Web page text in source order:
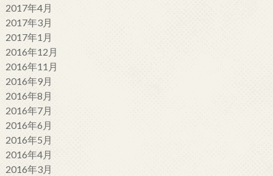
2017年4月
2017年3月
2017年1月
2016年12月
2016年11月
2016年9月
2016年8月
2016年7月
2016年6月
2016年5月
2016年4月
2016年3月